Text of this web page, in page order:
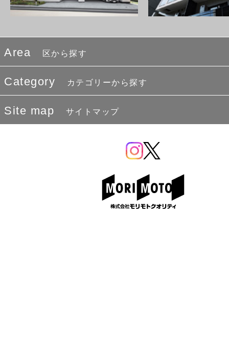
Area 区から探す
Category カテゴリーから探す
Site map サイトマップ